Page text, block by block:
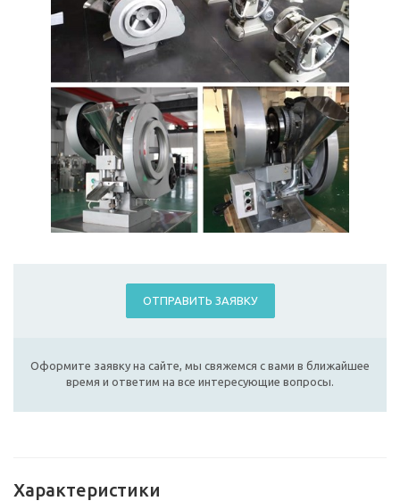
ОТПРАВИТЬ ЗАЯВКУ
Оформите заявку на сайте, мы свяжемся с вами в ближайшее
время и ответим на все интересующие вопросы.
Характеристики